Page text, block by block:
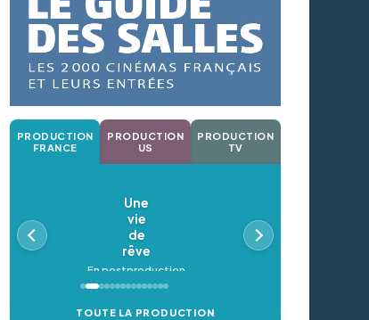
PRODUCTION
FRANCE
PRODUCTION
US
PRODUCTION
TV
Une
vie
de
rêve
En postproduction
TOUTE LA PRODUCTION